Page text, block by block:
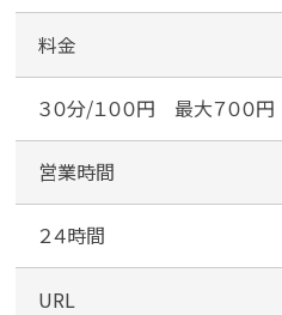
料金
３０分/１００円 最大７００円
営業時間
２４時間
URL